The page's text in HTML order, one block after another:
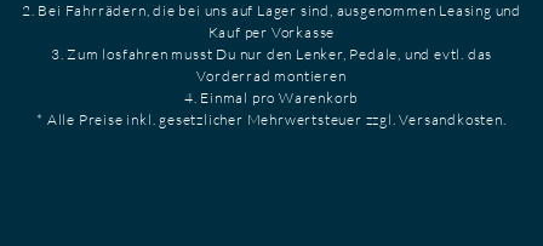
2. Bei Fahrrädern, die bei uns auf Lager sind, ausgenommen Leasing und
Kauf per Vorkasse
3. Zum losfahren musst Du nur den Lenker, Pedale, und evtl. das
Vorderrad montieren
4. Einmal pro Warenkorb
* Alle Preise inkl. gesetzlicher Mehrwertsteuer zzgl. Versandkosten.